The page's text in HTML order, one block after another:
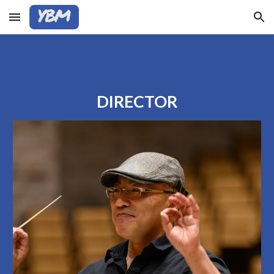
Skip to main content Skip to navigation
DIRECTOR